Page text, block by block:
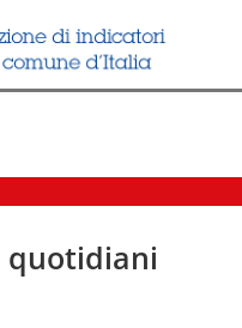
quotidiani